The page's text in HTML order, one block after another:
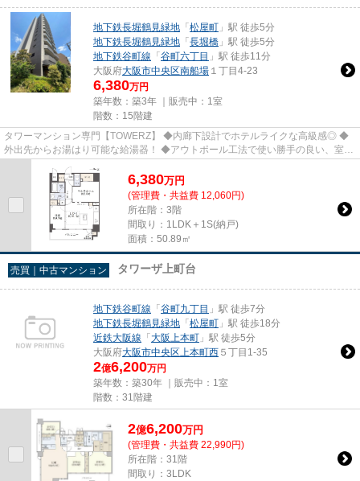
地下鉄長堀鶴見緑地 「 松屋町 」駅 徒歩5分
地下鉄長堀鶴見緑地 「 長堀橋 」駅 徒歩5分
地下鉄谷町線 「 谷町六丁目 」駅 徒歩11分
大阪府大阪市中央区南船場 １丁目4-23
6,380万円
築年数：築3年 ｜販売中： 1室
階数：15階建
タワーマンション専門【TOWERZ】 ◆内廊下設計でホテルライクな高級感◎ ◆
外出先からお湯はり可能な給湯器！ ◆アウトポール工法で使い勝手の良い、室内
6,380万円
(管理費・共益費 12,060円)
所在階：3階
間取り：1LDK＋1S(納戸)
面積：50.89㎡
売買｜中古マンション タワーザ上町台
地下鉄谷町線 「 谷町九丁目 」駅 徒歩7分
地下鉄長堀鶴見緑地 「 松屋町 」駅 徒歩18分
近鉄大阪線 「 大阪上本町 」駅 徒歩5分
大阪府大阪市中央区上本町西 ５丁目1-35
2億6,200万円
築年数：築30年 ｜販売中： 1室
階数：31階建
2億6,200万円
(管理費・共益費 22,990円)
所在階：31階
間取り：3LDK